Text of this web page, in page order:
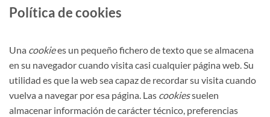
Política de cookies
Una cookiees un pequeño fichero de texto que se almacena
en su navegador cuando visita casi cualquier página web. Su
utilidad es que la web sea capaz de recordar su visita cuando
vuelva a navegar por esa página. Las cookiessuelen
almacenar información de carácter técnico, preferencias